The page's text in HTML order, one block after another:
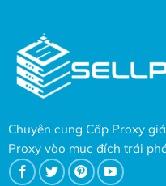
Chuyên cung Cấp Proxy
Proxy vào mục đích trái